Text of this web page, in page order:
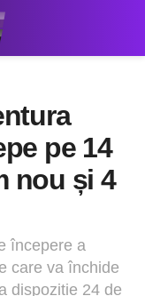
pe 14
nou și 4
începere a
care va închide
dispoziție 24 de